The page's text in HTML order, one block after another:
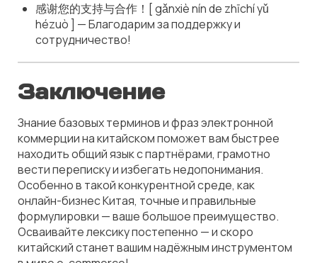
感谢您的支持与合作！[ gǎnxiè nín de zhīchí yǔ
hézuò ] — Благодарим за поддержку и
сотрудничество!
Заключение
Знание базовых терминов и фраз электронной
коммерции на китайском поможет вам быстрее
находить общий язык с партнёрами, грамотно
вести переписку и избегать недопонимания.
Особенно в такой конкурентной среде, как
онлайн-бизнес Китая, точные и правильные
формулировки — ваше большое преимущество.
Осваивайте лексику постепенно — и скоро
китайский станет вашим надёжным инструментом